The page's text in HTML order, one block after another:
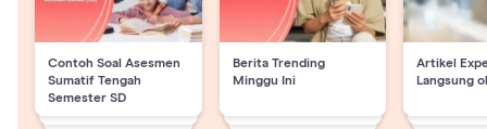
Contoh Soal Asesmen
Sumatif Tengah
Semester SD
Berita Trending
Minggu Ini
Artikel
Langsung